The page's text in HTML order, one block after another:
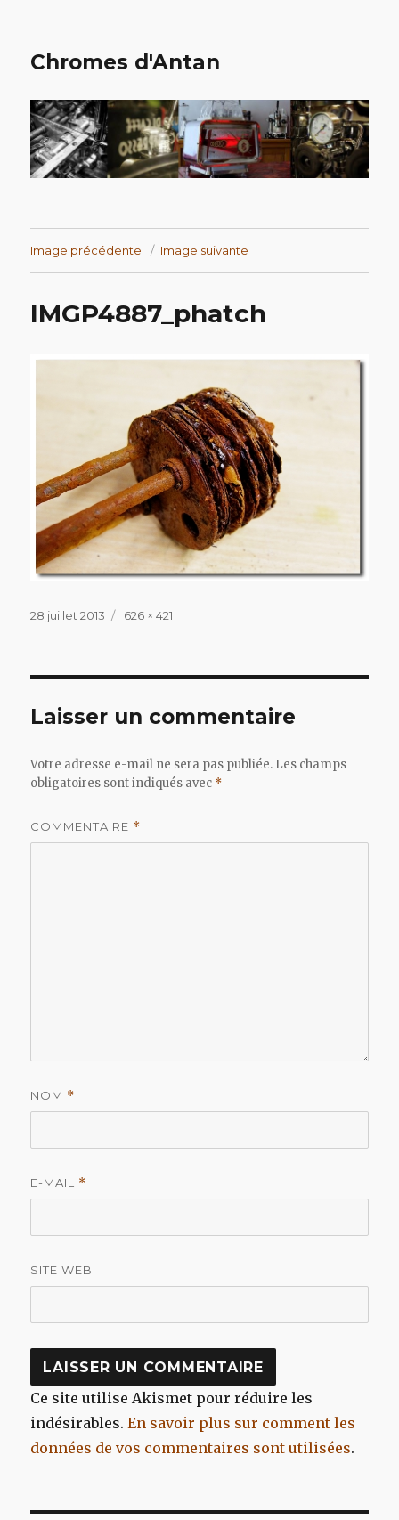
Chromes d'Antan
Image précédente Image suivante
IMGP4887_phatch
Publié
28 juillet 2013
Taille
626 × 421
Laisser un commentaire
Votre adresse e-mail ne sera pas publiée. Les champs
obligatoires sont indiqués avec *
COMMENTAIRE *
NOM *
E-MAIL *
SITE WEB
Ce site utilise Akismet pour réduire les
indésirables.En savoir plus sur comment les
données de vos commentaires sont utilisées.